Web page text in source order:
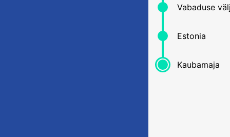
Vabaduse
Estonia
Kaubamaja